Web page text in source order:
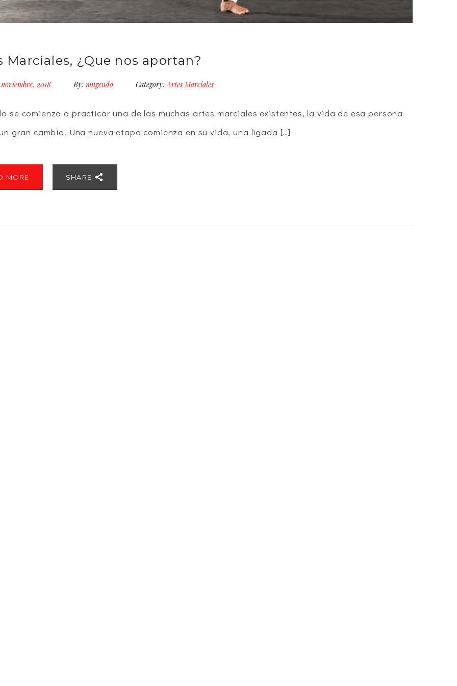
Marciales, ¿Que nos aportan?
noviembre, 2018 By: mugendo Category: Artes Marciales
se comienza a practicar una de las muchas artes marciales existentes, la vida de esa persona
gran cambio. Una nueva etapa comienza en su vida, una ligada […]
MORE SHARE